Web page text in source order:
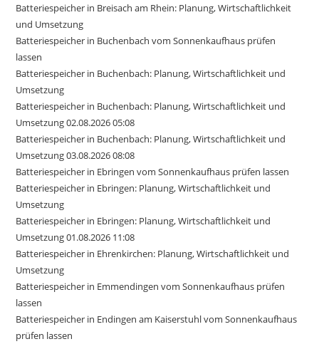
Batteriespeicher in Breisach am Rhein: Planung, Wirtschaftlichkeit
und Umsetzung
Batteriespeicher in Buchenbach vom Sonnenkaufhaus prüfen
lassen
Batteriespeicher in Buchenbach: Planung, Wirtschaftlichkeit und
Umsetzung
Batteriespeicher in Buchenbach: Planung, Wirtschaftlichkeit und
Umsetzung 02.08.2026 05:08
Batteriespeicher in Buchenbach: Planung, Wirtschaftlichkeit und
Umsetzung 03.08.2026 08:08
Batteriespeicher in Ebringen vom Sonnenkaufhaus prüfen lassen
Batteriespeicher in Ebringen: Planung, Wirtschaftlichkeit und
Umsetzung
Batteriespeicher in Ebringen: Planung, Wirtschaftlichkeit und
Umsetzung 01.08.2026 11:08
Batteriespeicher in Ehrenkirchen: Planung, Wirtschaftlichkeit und
Umsetzung
Batteriespeicher in Emmendingen vom Sonnenkaufhaus prüfen
lassen
Batteriespeicher in Endingen am Kaiserstuhl vom Sonnenkaufhaus
prüfen lassen